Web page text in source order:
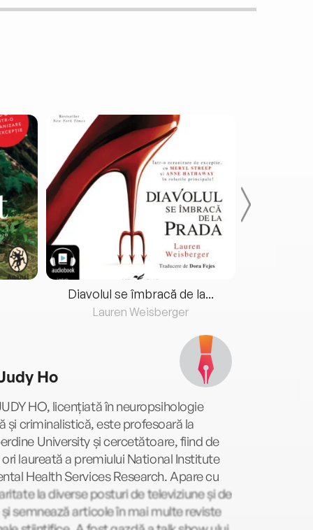
Diavolul se îmbracă de la...
Lauren Weisberger
Ho
HO, licențiată în neuropsihologie
și criminalistică, este profesoară la
University și cercetătoare, fiind de
laureată a premiului National Institute
Health Services Research. Apare cu
la diverse posturi de televiziune și de
semnează articole în mai multe reviste